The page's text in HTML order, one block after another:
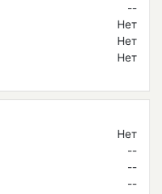
--
Нет
Нет
Нет
Нет
--
--
--